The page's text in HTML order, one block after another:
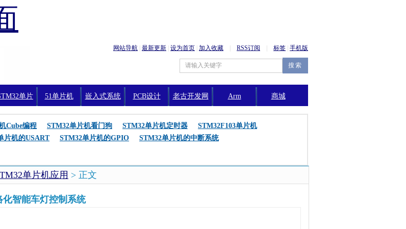
网站导航 最新更新 设为首页 加入收藏 RSS订阅 标签 手机版
单片 51单片机 嵌入式系统 PCB设计 老古开发网 Arm 商城
Cube编程 STM32单片机看门狗 STM32单片机定时器
STM32F103单片机
片机的USART STM32单片机的GPIO
STM32单片机的中断系统
单片机应用 > 正文
化智能车灯控制系统